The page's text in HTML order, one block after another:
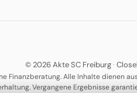
© 2026 Akte SC Freiburg·
Finanzberatung. Alle Inhalte dienen
Vergangene Ergebnisse